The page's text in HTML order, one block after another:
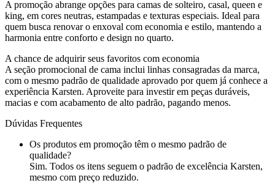
A promoção abrange opções para camas de solteiro, casal, queen e
king, em cores neutras, estampadas e texturas especiais. Ideal para
quem busca renovar o enxoval com economia e estilo, mantendo a
harmonia entre conforto e design no quarto.
A chance de adquirir seus favoritos com economia
A seção promocional de cama inclui linhas consagradas da marca,
com o mesmo padrão de qualidade aprovado por quem já conhece a
experiência Karsten. Aproveite para investir em peças duráveis,
macias e com acabamento de alto padrão, pagando menos.
Dúvidas Frequentes
Os produtos em promoção têm o mesmo padrão de
qualidade?
Sim. Todos os itens seguem o padrão de excelência Karsten,
mesmo com preço reduzido.